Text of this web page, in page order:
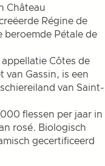
Château
Régine de
beroemde Pétale de
Côtes de
van Gassin, is een
van Saint-
flessen per jaar in
rosé. Biologisch
gecertificeerd